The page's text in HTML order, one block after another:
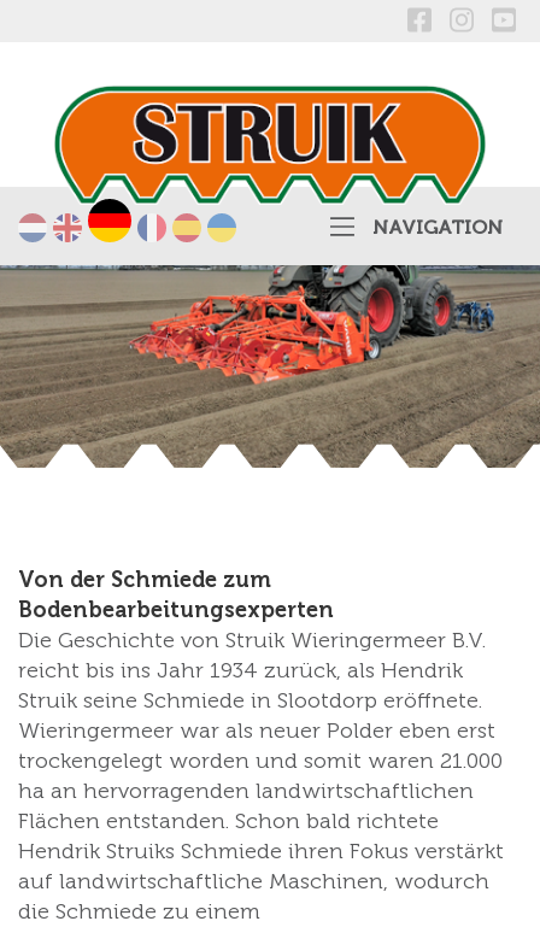
Nederlands
English
Deutsch
Français
Español
українська
Von der Schmiede zum
Bodenbearbeitungsexperten
Die Geschichte von Struik Wieringermeer B.V.
reicht bis ins Jahr 1934 zurück, als Hendrik
Struik seine Schmiede in Slootdorp eröffnete.
Wieringermeer war als neuer Polder eben erst
trockengelegt worden und somit waren 21.000
ha an hervorragenden landwirtschaftlichen
Flächen entstanden. Schon bald richtete
Hendrik Struiks Schmiede ihren Fokus verstärkt
auf landwirtschaftliche Maschinen, wodurch
die Schmiede zu einem
NAVIGATION